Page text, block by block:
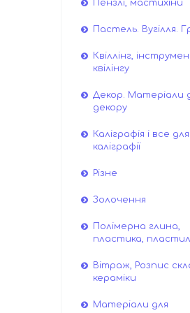
Пензлі, мастихіни
Пастель. Вугілля.
Квіллінг,
квілінгу
Декор. Матеріали
декору
Каліграфія і все для
каліграфії
Різне
Золочення
Полімерна глина,
пластика,
Вітраж, Розпис
кераміки
Матеріали для